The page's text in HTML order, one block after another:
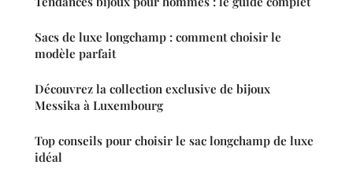
Sacs de luxe longchamp : comment choisir le
modèle parfait
Découvrez la collection exclusive de bijoux
Messika à Luxembourg
Top conseils pour choisir le sac longchamp de luxe
idéal